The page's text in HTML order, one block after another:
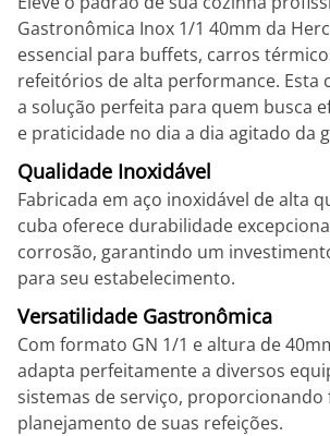
Gastronômica Inox 1/1 40mm da
essencial para buffets, carros
refeitórios de alta performance. Esta
a solução perfeita para quem busca
e praticidade no dia a dia agitado da
Qualidade Inoxidável
Fabricada em aço inoxidável de alta
cuba oferece durabilidade
corrosão, garantindo um
para seu estabelecimento.
Versatilidade Gastronômica
Com formato GN 1/1 e altura de
adapta perfeitamente a diversos
sistemas de serviço, proporcionando
planejamento de suas refeições.